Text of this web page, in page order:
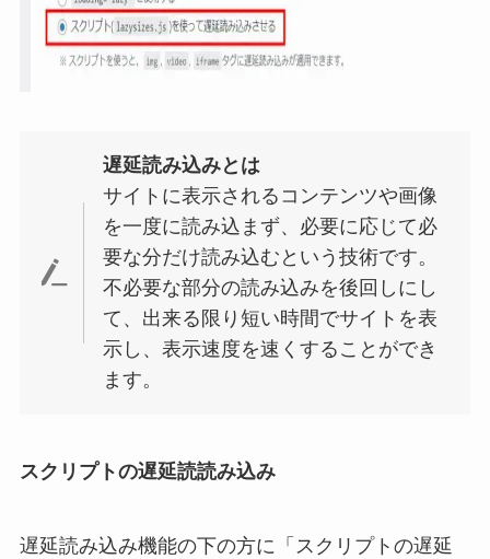
遅延読み込みとは
サイトに表示されるコンテンツや画像
を一度に読み込まず、必要に応じて必
要な分だけ読み込むという技術です。
不必要な部分の読み込みを後回しにし
て、出来る限り短い時間でサイトを表
示し、表示速度を速くすることができ
ます。
スクリプトの遅延読読み込み
遅延読み込み機能の下の方に「スクリプトの遅延